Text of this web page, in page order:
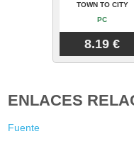
TOWN TO CITY
PC
8.19 €
ENLACES
Fuente